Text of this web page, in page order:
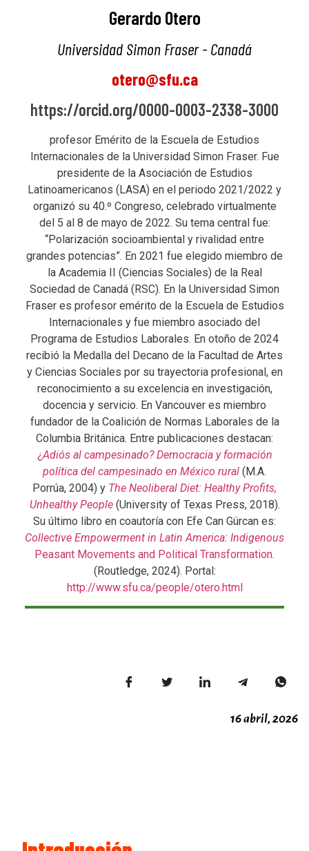
Gerardo Otero
Universidad Simon Fraser - Canadá
otero@sfu.ca
https://orcid.org/0000-0003-2338-3000
profesor Emérito de la Escuela de Estudios
Internacionales de la Universidad Simon Fraser. Fue
presidente de la Asociación de Estudios
Latinoamericanos (LASA) en el periodo 2021/2022 y
organizó su 40.º Congreso, celebrado virtualmente
del 5 al 8 de mayo de 2022. Su tema central fue:
“Polarización socioambiental y rivalidad entre
grandes potencias”. En 2021 fue elegido miembro de
la Academia II (Ciencias Sociales) de la Real
Sociedad de Canadá (RSC). En la Universidad Simon
Fraser es profesor emérito de la Escuela de Estudios
Internacionales y fue miembro asociado del
Programa de Estudios Laborales. En otoño de 2024
recibió la Medalla del Decano de la Facultad de Artes
y Ciencias Sociales por su trayectoria profesional, en
reconocimiento a su excelencia en investigación,
docencia y servicio. En Vancouver es miembro
fundador de la Coalición de Normas Laborales de la
Columbia Británica. Entre publicaciones destacan:
¿Adiós al campesinado? Democracia y formación
política del campesinado en México rural (M.A.
Porrúa, 2004) y The Neoliberal Diet: Healthy Profits,
Unhealthy People(University of Texas Press, 2018).
Su último libro en coautoría con Efe Can Gürcan es:
Collective Empowerment in Latin America: Indigenous
Peasant Movements and Political Transformation.
(Routledge, 2024). Portal:
http://www.sfu.ca/people/otero.html
16 abril, 2026